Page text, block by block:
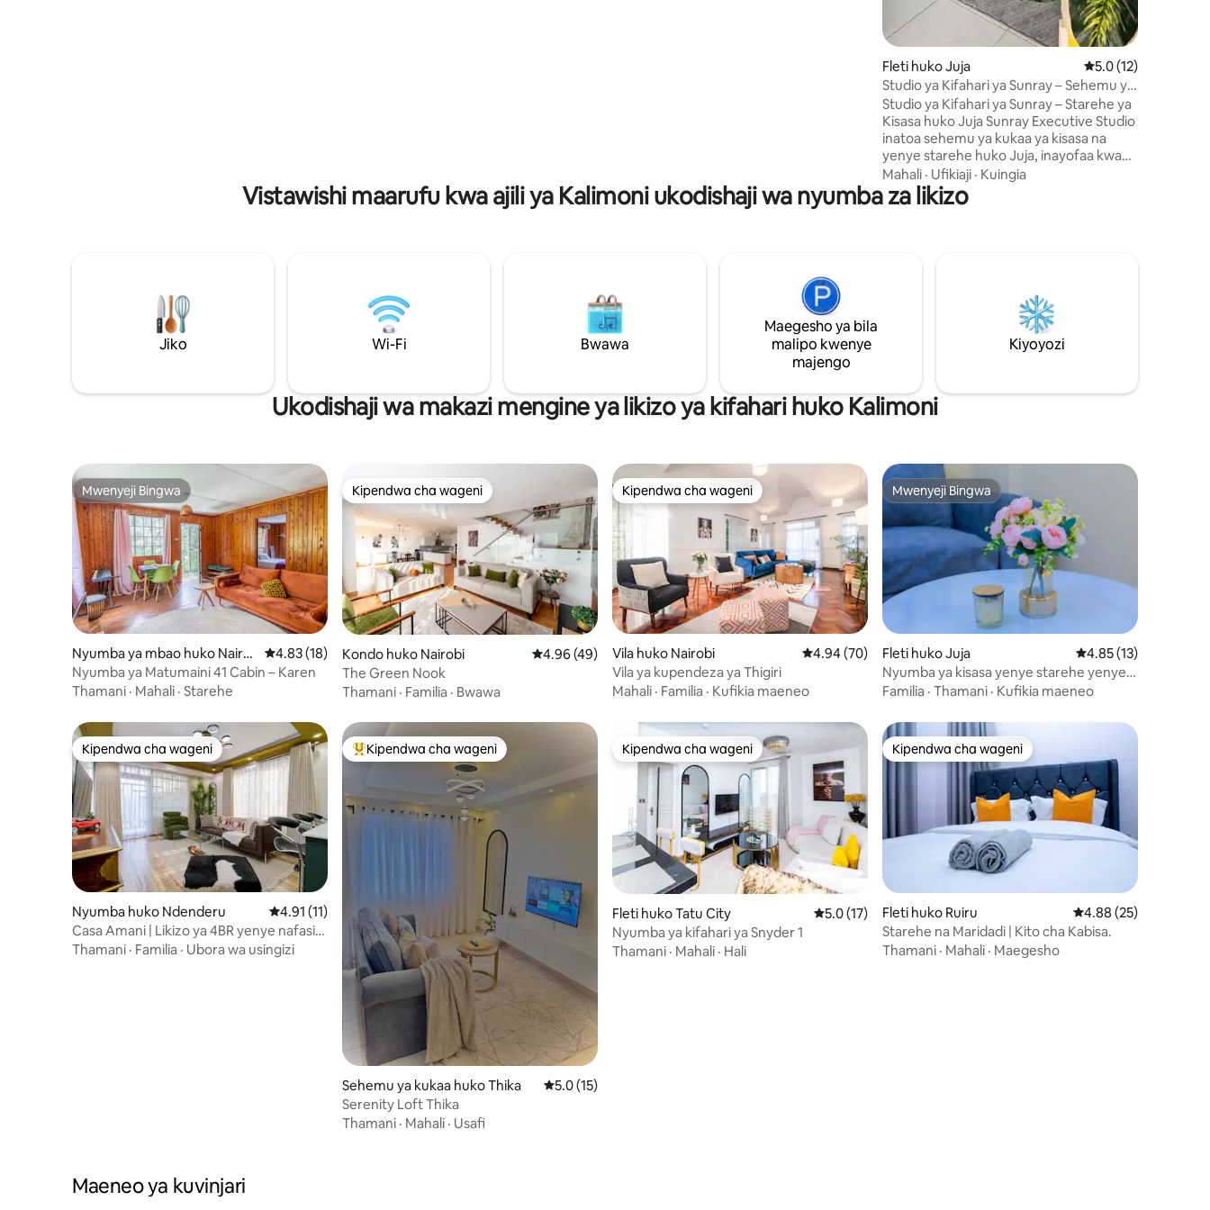
Fleti huko Juja Ukadiriaji wa
5.0 (12)
Studio ya Kifahari ya Sunray – Sehemu ya
Kukaa ya Kifahari Karibu na JKUAT
Studio ya Kifahari ya Sunray – Starehe ya
Kisasa huko Juja Sunray Executive Studio
inatoa sehemu ya kukaa ya kisasa na
yenye starehe huko Juja, inayofaa kwa
wasafiri wa kikazi, wanandoa na
wanafunzi. Furahia kitanda chenye
starehe, Smart TV, Wi-Fi ya kasi, chumba
sehemu yako ya kukaa na ufurahie
sehemu ya kukaa ya kisasa, ya bei nafuu
na yenye utulivu huko Juja.
Mahali · Ufikiaji · Kuingia
Vistawishi maarufu kwa ajili ya Kalimoni ukodishaji wa nyumba za likizo
Jiko Wi-Fi Bwawa
Maegesho ya bila
malipo kwenye
majengo
Kiyoyozi
Ukodishaji wa makazi mengine ya likizo ya kifahari huko Kalimoni
Mwenyeji Bingwa
Mwenyeji Bingwa
Nyumba ya mbao huko Nairo
bi
Ukadiriaji wa wastani wa 4.83 kati ya 5, tathmini 18
4.83 (18)
Nyumba ya Matumaini 41 Cabin – Karen
Thamani · Mahali · Starehe
Kipendwa cha wageni
Kipendwa cha wageni
Kondo huko Nairobi Ukadiriaji wa wastani wa 4.96 kati ya 5, tathmini 49
4.96 (49)
The Green Nook
Thamani · Familia · Bwawa
Kipendwa cha wageni
Kipendwa cha wageni
Vila huko Nairobi Ukadiriaji wa wastani wa 4.94 kati ya 5, tathmini 70
4.94 (70)
Vila ya kupendeza ya Thigiri
Mahali · Familia · Kufikia maeneo
Mwenyeji Bingwa
Mwenyeji Bingwa
Fleti huko Juja Ukadiriaji wa wastani
4.85 (13)
Nyumba ya kisasa yenye starehe yenye
chumba 1 cha kulala |Barabara ya Thika
Familia · Thamani · Kufikia maeneo
Kipendwa cha wageni
Kipendwa cha wageni
Nyumba huko Ndenderu Ukadiriaji wa wastani wa 4.91 kati ya 5, tathmini 11
4.91 (11)
Casa Amani | Likizo ya 4BR yenye nafasi
kubwa + Kuchukuliwa Uwanjani
Thamani · Familia · Ubora wa usingizi
Kipendwa maarufu cha wageni
Kipendwa cha wageni
Sehemu ya kukaa huko Thika Ukadiriaji wa wastani wa 5.0 kati ya 5, tathmini 15
5.0 (15)
Serenity Loft Thika
Thamani · Mahali · Usafi
Kipendwa cha wageni
Kipendwa cha wageni
Fleti huko Tatu City Ukadiriaji wa wastani wa 5.0 kati ya 5, tathmini 17
5.0 (17)
Nyumba ya kifahari ya Snyder 1
Thamani · Mahali · Hali
Kipendwa cha wageni
Kipendwa cha wageni
Fleti huko Ruiru Ukadiriaji wa wastani
4.88 (25)
Starehe na Maridadi | Kito cha Kabisa.
Thamani · Mahali · Maegesho
Maeneo ya kuvinjari